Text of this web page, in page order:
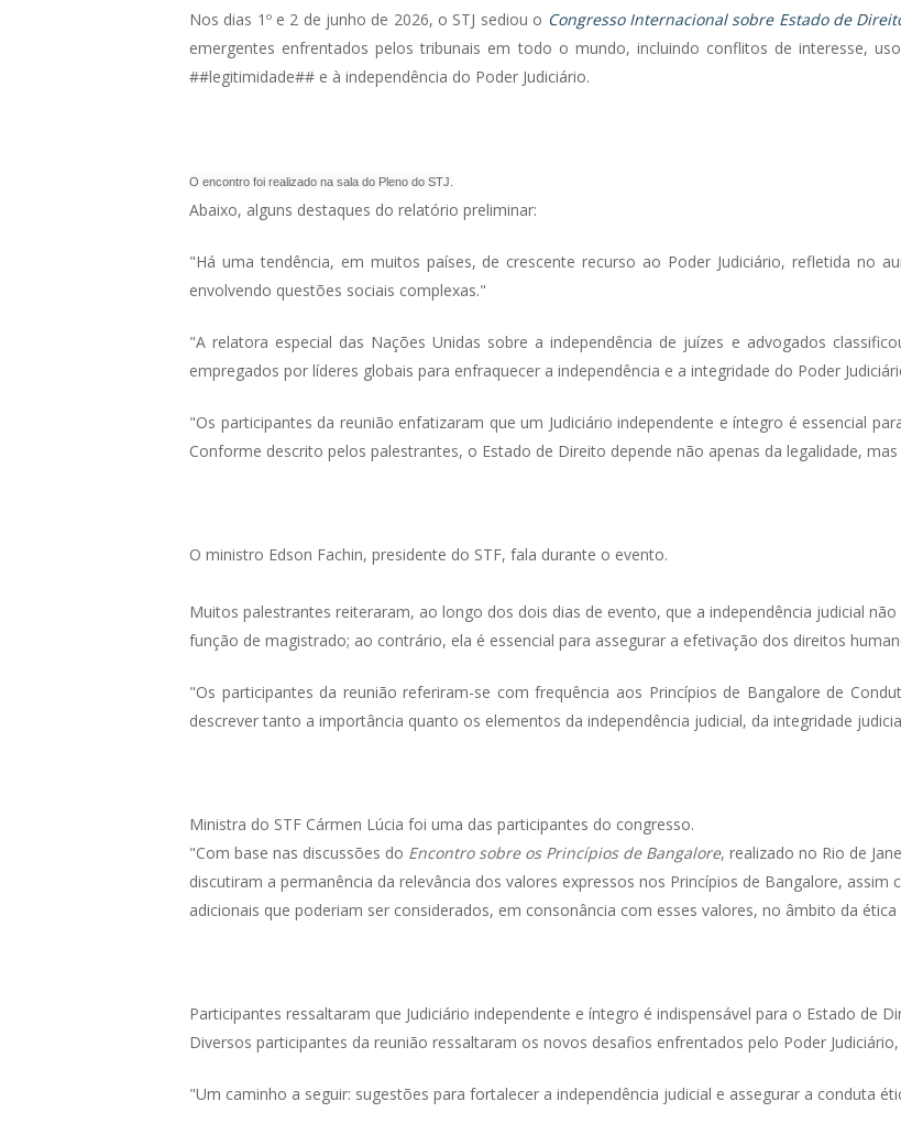
Nos dias 1º e 2 de junho de 2026, o STJ sediou o Congresso Internacional sobre Estado de
emergentes enfrentados pelos tribunais em todo o mundo, incluindo conflitos de interesse,
##legitimidade## e à independência do Poder Judiciário.
O encontro foi realizado na sala do Pleno do STJ.
Abaixo, alguns destaques do relatório preliminar:
"Há uma tendência, em muitos países, de crescente recurso ao Poder Judiciário, refletida no
envolvendo questões sociais complexas."
"A relatora especial das Nações Unidas sobre a independência de juízes e advogados
empregados por líderes globais para enfraquecer a independência e a integridade do Poder
"Os participantes da reunião enfatizaram que um Judiciário independente e íntegro é essencial
Conforme descrito pelos palestrantes, o Estado de Direito depende não apenas da legalidade,
O ministro Edson Fachin, presidente do STF, fala durante o evento.
Muitos palestrantes reiteraram, ao longo dos dois dias de evento, que a independência judicial
função de magistrado; ao contrário, ela é essencial para assegurar a efetivação dos direitos
"Os participantes da reunião referiram-se com frequência aos Princípios de Bangalore de
descrever tanto a importância quanto os elementos da independência judicial, da integridade
Ministra do STF Cármen Lúcia foi uma das participantes do congresso.
"Com base nas discussões do Encontro sobre os Princípios de Bangalore, realizado no Rio de
discutiram a permanência da relevância dos valores expressos nos Princípios de Bangalore,
adicionais que poderiam ser considerados, em consonância com esses valores, no âmbito da ética
Participantes ressaltaram que Judiciário independente e íntegro é indispensável para o Estado de
Diversos participantes da reunião ressaltaram os novos desafios enfrentados pelo Poder
"Um caminho a seguir: sugestões para fortalecer a independência judicial e assegurar a conduta